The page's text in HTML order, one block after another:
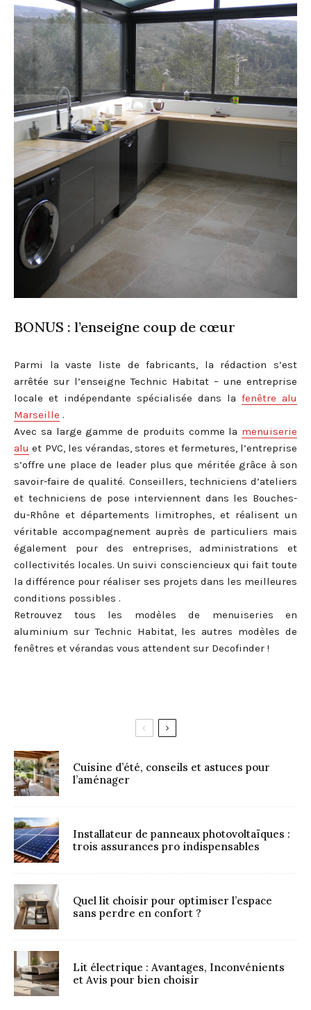
BONUS : l’enseigne coup de cœur
Parmi la vaste liste de fabricants, la rédaction s’est
arrêtée sur l’enseigne Technic Habitat – une entreprise
locale et indépendante spécialisée dans la fenêtre alu
Marseille .
Avec sa large gamme de produits comme la menuiserie
alu et PVC, les vérandas, stores et fermetures, l’entreprise
s’offre une place de leader plus que méritée grâce à son
savoir-faire de qualité. Conseillers, techniciens d’ateliers
et techniciens de pose interviennent dans les Bouches-
du-Rhône et départements limitrophes, et réalisent un
véritable accompagnement auprès de particuliers mais
également pour des entreprises, administrations et
collectivités locales. Un suivi consciencieux qui fait toute
la différence pour réaliser ses projets dans les meilleures
conditions possibles .
Retrouvez tous les modèles de menuiseries en
aluminium sur Technic Habitat, les autres modèles de
fenêtres et vérandas vous attendent sur Decofinder !
Cuisine d’été, conseils et astuces pour
l’aménager
Installateur de panneaux photovoltaïques :
trois assurances pro indispensables
Quel lit choisir pour optimiser l’espace
sans perdre en confort ?
Lit électrique : Avantages, Inconvénients
et Avis pour bien choisir